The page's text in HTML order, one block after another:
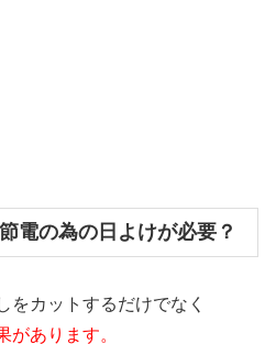
電の為の日よけが必要？
をカットするだけでなく
があります。